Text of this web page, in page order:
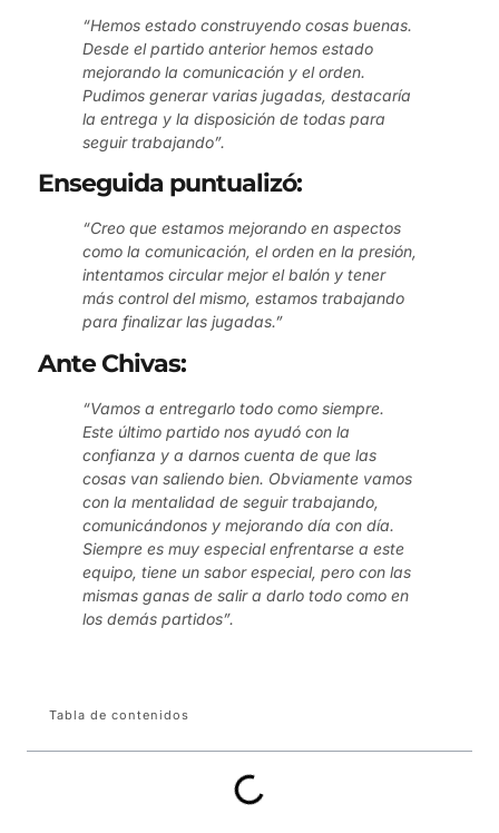
“Hemos estado construyendo cosas buenas.
Desde el partido anterior hemos estado
mejorando la comunicación y el orden.
Pudimos generar varias jugadas, destacaría
la entrega y la disposición de todas para
seguir trabajando”.
Enseguida puntualizó:
“Creo que estamos mejorando en aspectos
como la comunicación, el orden en la presión,
intentamos circular mejor el balón y tener
más control del mismo, estamos trabajando
para finalizar las jugadas.”
Ante Chivas:
“Vamos a entregarlo todo como siempre.
Este último partido nos ayudó con la
confianza y a darnos cuenta de que las
cosas van saliendo bien. Obviamente vamos
con la mentalidad de seguir trabajando,
comunicándonos y mejorando día con día.
Siempre es muy especial enfrentarse a este
equipo, tiene un sabor especial, pero con las
mismas ganas de salir a darlo todo como en
los demás partidos”.
Tabla de contenidos